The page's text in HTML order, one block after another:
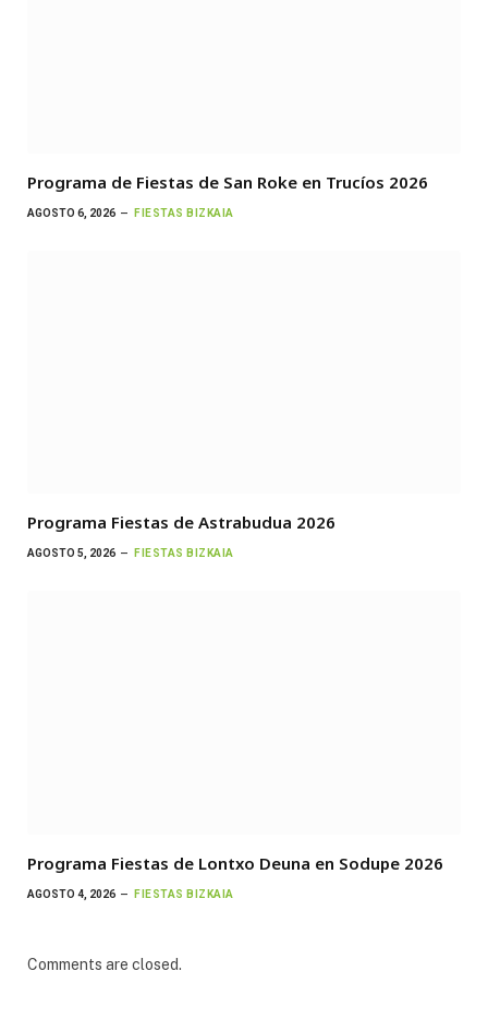
Programa de Fiestas de San Roke en Trucíos 2026
AGOSTO 6, 2026 FIESTAS BIZKAIA
Programa Fiestas de Astrabudua 2026
AGOSTO 5, 2026 FIESTAS BIZKAIA
Programa Fiestas de Lontxo Deuna en Sodupe 2026
AGOSTO 4, 2026 FIESTAS BIZKAIA
Comments are closed.